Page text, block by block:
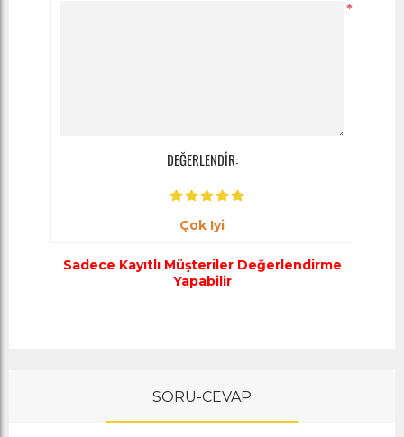
*
DEĞERLENDİR:
Çok Iyi
Sadece Kayıtlı Müşteriler Değerlendirme
Yapabilir
SORU-CEVAP